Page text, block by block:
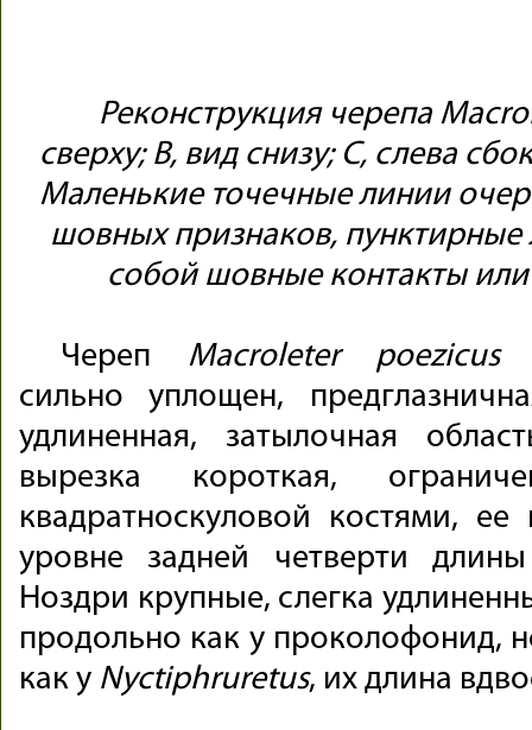
Реконструкция черепа
сверху; B, вид снизу; C, слева
Маленькие точечные линии
шовных признаков, пунктирные
собой шовные контакты
Череп Macroleter poezicus
сильно уплощен,
удлиненная, затылочная
вырезка короткая,
квадратноскуловой костями,
уровне задней четверти
Ноздри крупные, слегка
продольно как у проколофонид,
как у Nyctiphruretus, их длина